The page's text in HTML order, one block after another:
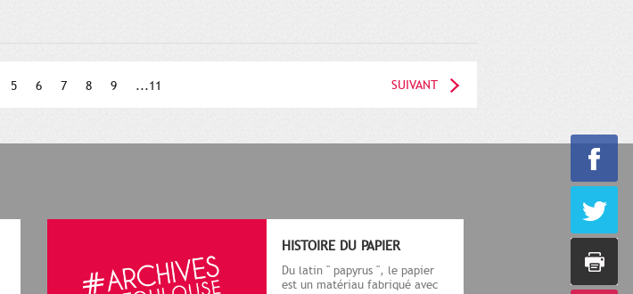
5 6 7 8 9 ...11 SUIVANT
HISTOIRE DU PAPIER
Du latin " papyrus ", le papier
est un matériau fabriqué avec